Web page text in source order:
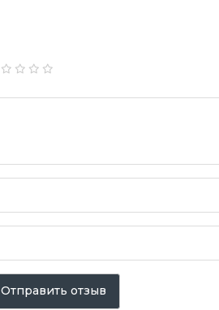
Отправить отзыв